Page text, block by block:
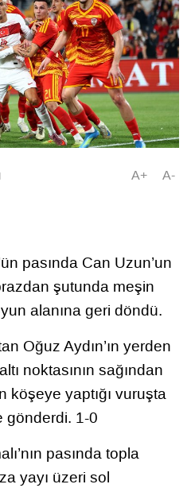
A+ A-
pasında Can Uzun’un
şutunda meşin
alanına geri döndü.
Oğuz Aydın’ın yerden
noktasının sağından
köşeye yaptığı vuruşta
gönderdi. 1-0
pasında topla
yayı üzeri sol